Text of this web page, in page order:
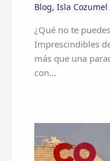
Blog, Isla Cozumel
¿Qué no te
Imprescindibles
más que una
con…